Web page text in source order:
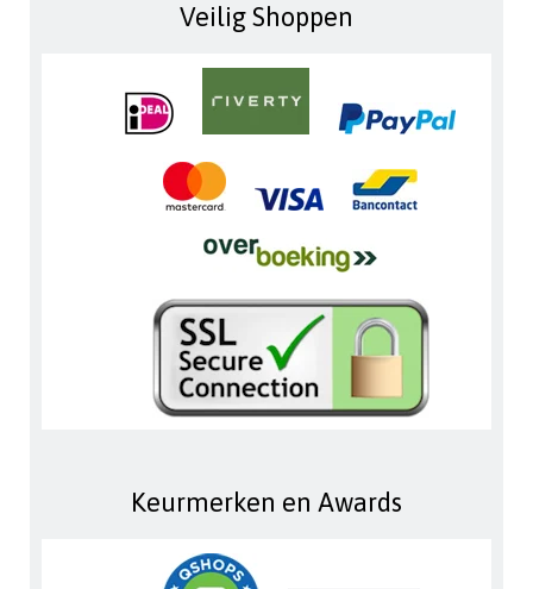
Veilig Shoppen
Keurmerken en Awards